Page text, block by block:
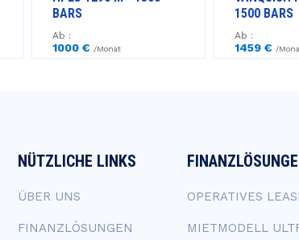
BARS
Ab :
1000 € /Monat
1500 BARS
Ab :
1459 € /
NÜTZLICHE LINKS
ÜBER UNS
FINANZLÖSUNGEN
OPERATIVES
MIETMODELL